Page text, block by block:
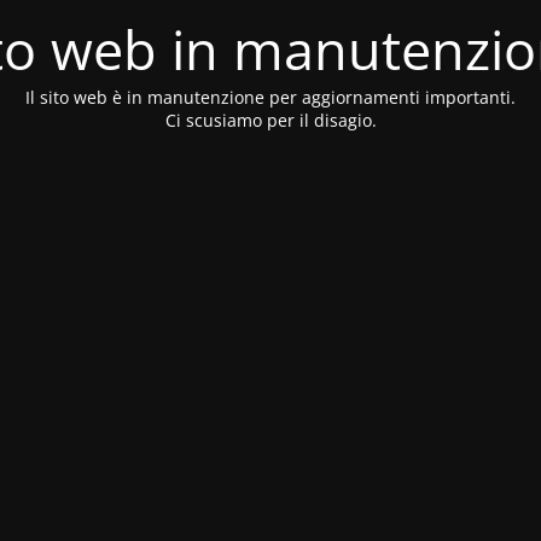
web in
Il sito web è in manutenzione per aggiornamenti importanti.
Ci scusiamo per il disagio.